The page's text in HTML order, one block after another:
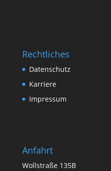
Rechtliches
Datenschutz
Karriere
Impressum
Anfahrt
Wollstraße 135B